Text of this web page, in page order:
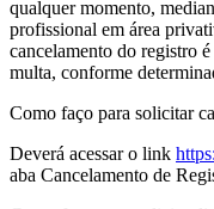
qualquer momento,
profissional em área
cancelamento do registro
multa, conforme
Como faço para solicitar
Deverá acessar o link
aba Cancelamento de